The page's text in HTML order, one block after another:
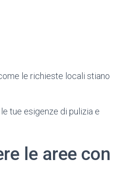
le richieste locali stiano
tue esigenze di pulizia e
le aree con